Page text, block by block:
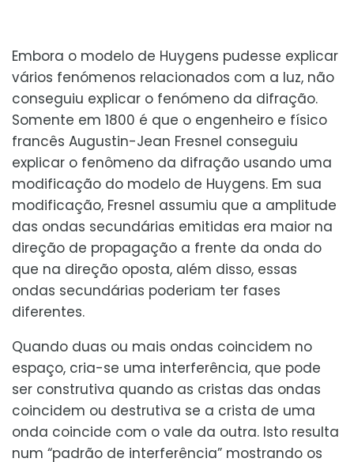
Embora o modelo de Huygens pudesse explicar
vários fenómenos relacionados com a luz, não
conseguiu explicar o fenómeno da difração.
Somente em 1800 é que o engenheiro e físico
francês Augustin-Jean Fresnel conseguiu
explicar o fenômeno da difração usando uma
modificação do modelo de Huygens. Em sua
modificação, Fresnel assumiu que a amplitude
das ondas secundárias emitidas era maior na
direção de propagação a frente da onda do
que na direção oposta, além disso, essas
ondas secundárias poderiam ter fases
diferentes.
Quando duas ou mais ondas coincidem no
espaço, cria-se uma interferência, que pode
ser construtiva quando as cristas das ondas
coincidem ou destrutiva se a crista de uma
onda coincide com o vale da outra. Isto resulta
num “padrão de interferência” mostrando os